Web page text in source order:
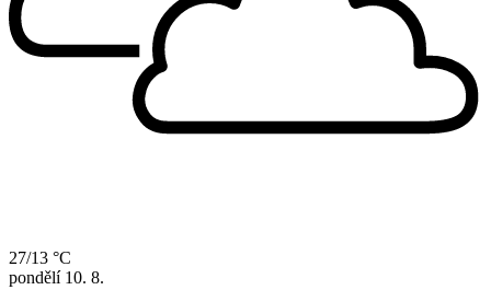
27/13 °C
pondělí 10. 8.